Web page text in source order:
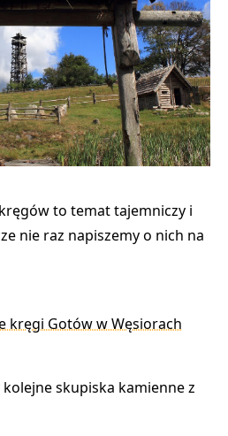
to temat tajemniczy i
nie raz napiszemy o nich na
kręgi Gotów w Węsiorach
skupiska kamienne z